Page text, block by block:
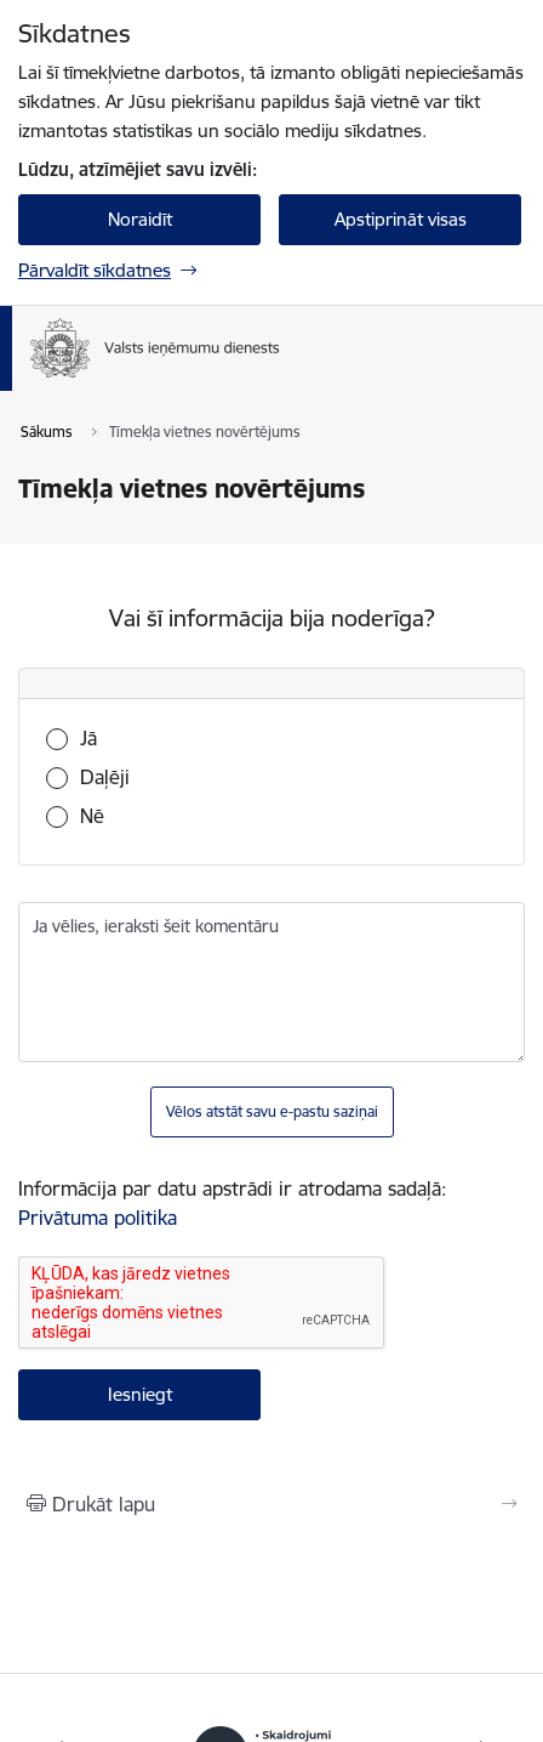
Sīkdatnes
Lai šī tīmekļvietne darbotos, tā izmanto obligāti nepieciešamās
sīkdatnes. Ar Jūsu piekrišanu papildus šajā vietnē var tikt
izmantotas statistikas un sociālo mediju sīkdatnes.
Lūdzu, atzīmējiet savu izvēli:
Noraidīt Apstiprināt visas
Pārvaldīt sīkdatnes
Sākums Tīmekļa vietnes novērtējums
Tīmekļa vietnes novērtējums
Vai šī informācija bija noderīga?
Vai šī informācija bija noderīga?
Jā
Daļēji
Nē
Ja vēlies, ieraksti šeit komentāru
Vēlos atstāt savu e-pastu saziņai
Informācija par datu apstrādi ir atrodama sadaļā:
Privātuma politika
Drukāt lapu